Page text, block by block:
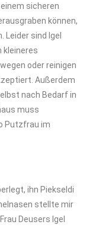
sicheren
können,
sind Igel
kleineres
oder reinigen
Außerdem
nach Bedarf in
muss
Putzfrau im
ihn Piekseldi
stellte mir
Deusers Igel